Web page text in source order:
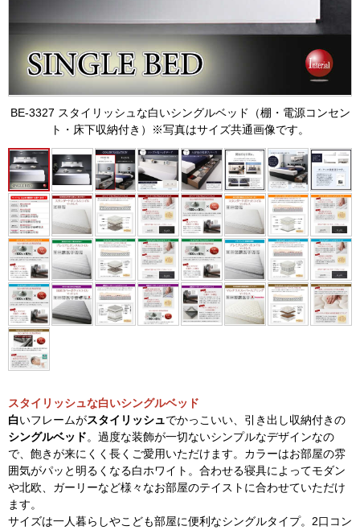
BE-3327 スタイリッシュな白いシングルベッド（棚・電源コンセン
ト・床下収納付き）※写真はサイズ共通画像です。
スタイリッシュな白いシングルベッド
白いフレームがスタイリッシュでかっこいい、引き出し収納付きの
シングルベッド。過度な装飾が一切ないシンプルなデザインなの
で、飽きが来にくく長くご愛用いただけます。カラーはお部屋の雰
囲気がパッと明るくなる白ホワイト。合わせる寝具によってモダン
や北欧、ガーリーなど様々なお部屋のテイストに合わせていただけ
ます。
サイズは一人暮らしやこども部屋に便利なシングルタイプ。2口コン